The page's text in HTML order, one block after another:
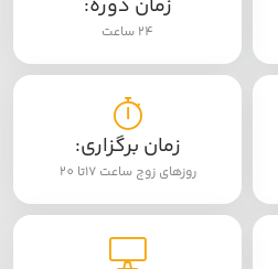
زمان دوره:
24 ساعت
زمان برگزاری:
روزهای زوج ساعت 17تا 20